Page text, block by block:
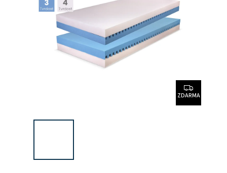
ZDARMA